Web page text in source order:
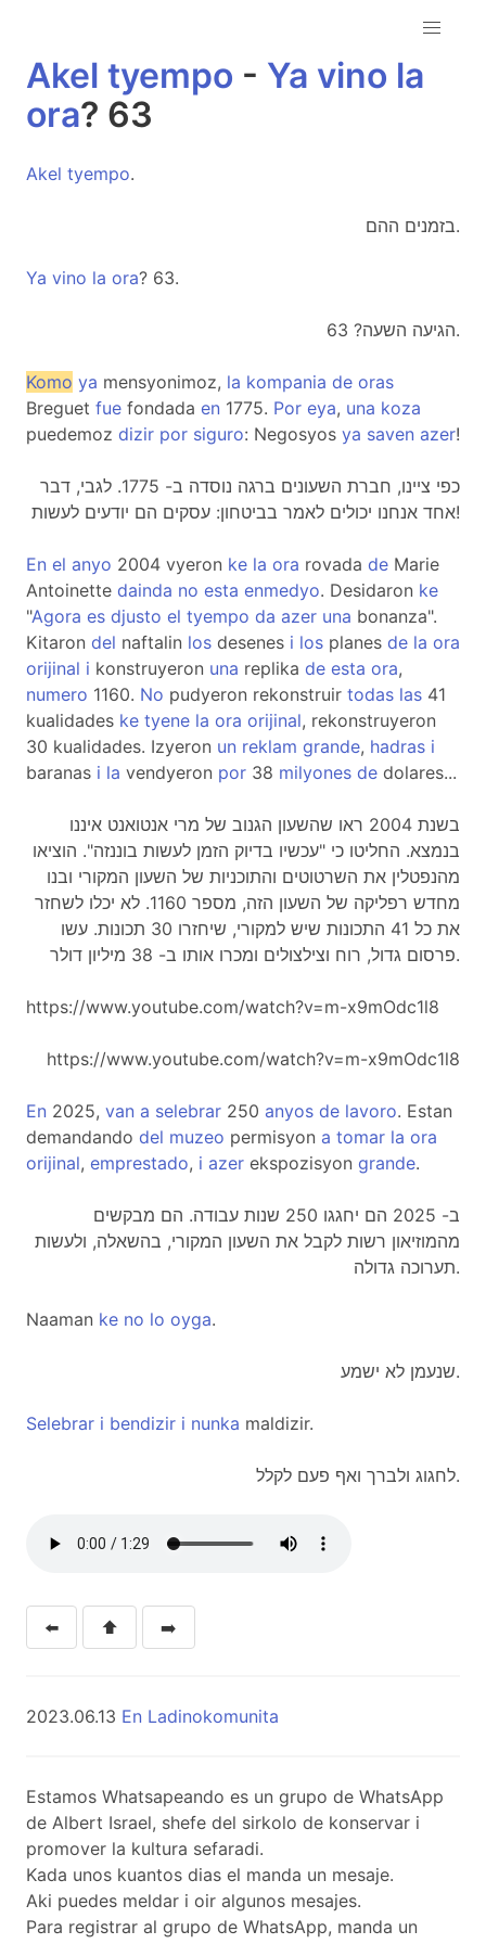
Akel tyempo - Ya vino la
ora? 63
Akel tyempo.
בזמנים ההם.
Ya vino la ora? 63.
הגיעה השעה? 63.
Komo ya mensyonimoz, la kompania de oras
Breguet fue fondada en 1775. Por eya, una koza
puedemoz dizir por siguro: Negosyos ya saven azer!
כפי ציינו, חברת השעונים ברגה נוסדה ב- 1775. לגבי, דבר
אחד אנחנו יכולים לאמר בביטחון: עסקים הם יודעים לעשות!
En el anyo 2004 vyeron ke la ora rovada de Marie
Antoinette dainda no esta enmedyo. Desidaron ke
"Agora es djusto el tyempo da azer una bonanza".
Kitaron del naftalin los desenes i los planes de la ora
orijinal i konstruyeron una replika de esta ora,
numero 1160. No pudyeron rekonstruir todas las 41
kualidades ke tyene la ora orijinal, rekonstruyeron
30 kualidades. Izyeron un reklam grande, hadras i
baranas i la vendyeron por 38 milyones de dolares...
בשנת 2004 ראו שהשעון הגנוב של מרי אנטואנט איננו
בנמצא. החליטו כי "עכשיו בדיוק הזמן לעשות בוננזה". הוציאו
מהנפטלין את השרטוטים והתוכניות של השעון המקורי ובנו
מחדש רפליקה של השעון הזה, מספר 1160. לא יכלו לשחזר
את כל 41 התכונות שיש למקורי, שיחזרו 30 תכונות. עשו
פרסום גדול, רוח וצילצולים ומכרו אותו ב- 38 מיליון דולר.
https://www.youtube.com/watch?v=m-x9mOdc1l8
https://www.youtube.com/watch?v=m-x9mOdc1l8
En 2025, van a selebrar 250 anyos de lavoro. Estan
demandando del muzeo permisyon a tomar la ora
orijinal, emprestado, i azer ekspozisyon grande.
ב- 2025 הם יחגגו 250 שנות עבודה. הם מבקשים
מהמוזיאון רשות לקבל את השעון המקורי, בהשאלה, ולעשות
תערוכה גדולה.
Naaman ke no lo oyga.
שנעמן לא ישמע.
Selebrar i bendizir i nunka maldizir.
לחגוג ולברך ואף פעם לקלל.
⬅️ ⬆️ ➡️
2023.06.13 En Ladinokomunita
Estamos Whatsapeando es un grupo de WhatsApp
de Albert Israel, shefe del sirkolo de konservar i
promover la kultura sefaradi.
Kada unos kuantos dias el manda un mesaje.
Aki puedes meldar i oir algunos mesajes.
Para registrar al grupo de WhatsApp, manda un